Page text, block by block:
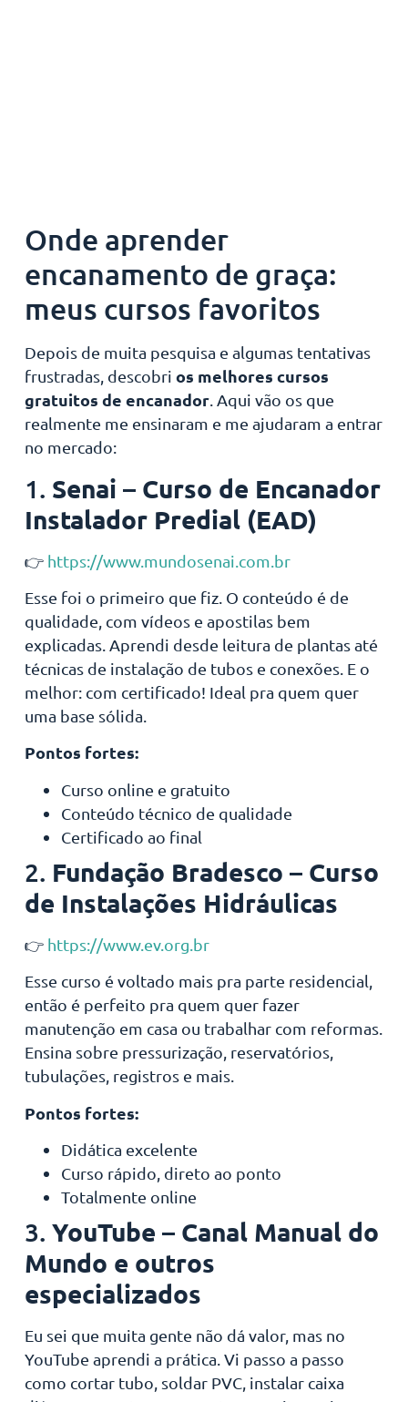
Onde aprender
encanamento de graça:
meus cursos favoritos
Depois de muita pesquisa e algumas tentativas
frustradas, descobri os melhores cursos
gratuitos de encanador. Aqui vão os que
realmente me ensinaram e me ajudaram a entrar
no mercado:
1. Senai – Curso de Encanador
Instalador Predial (EAD)
👉 https://www.mundosenai.com.br
Esse foi o primeiro que fiz. O conteúdo é de
qualidade, com vídeos e apostilas bem
explicadas. Aprendi desde leitura de plantas até
técnicas de instalação de tubos e conexões. E o
melhor: com certificado! Ideal pra quem quer
uma base sólida.
Pontos fortes:
Curso online e gratuito
Conteúdo técnico de qualidade
Certificado ao final
2. Fundação Bradesco – Curso
de Instalações Hidráulicas
👉 https://www.ev.org.br
Esse curso é voltado mais pra parte residencial,
então é perfeito pra quem quer fazer
manutenção em casa ou trabalhar com reformas.
Ensina sobre pressurização, reservatórios,
tubulações, registros e mais.
Pontos fortes:
Didática excelente
Curso rápido, direto ao ponto
Totalmente online
3. YouTube – Canal Manual do
Mundo e outros
especializados
Eu sei que muita gente não dá valor, mas no
YouTube aprendi a prática. Vi passo a passo
como cortar tubo, soldar PVC, instalar caixa